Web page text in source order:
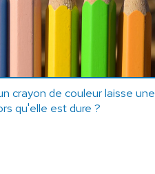
crayon de couleur laisse une
qu'elle est dure ?